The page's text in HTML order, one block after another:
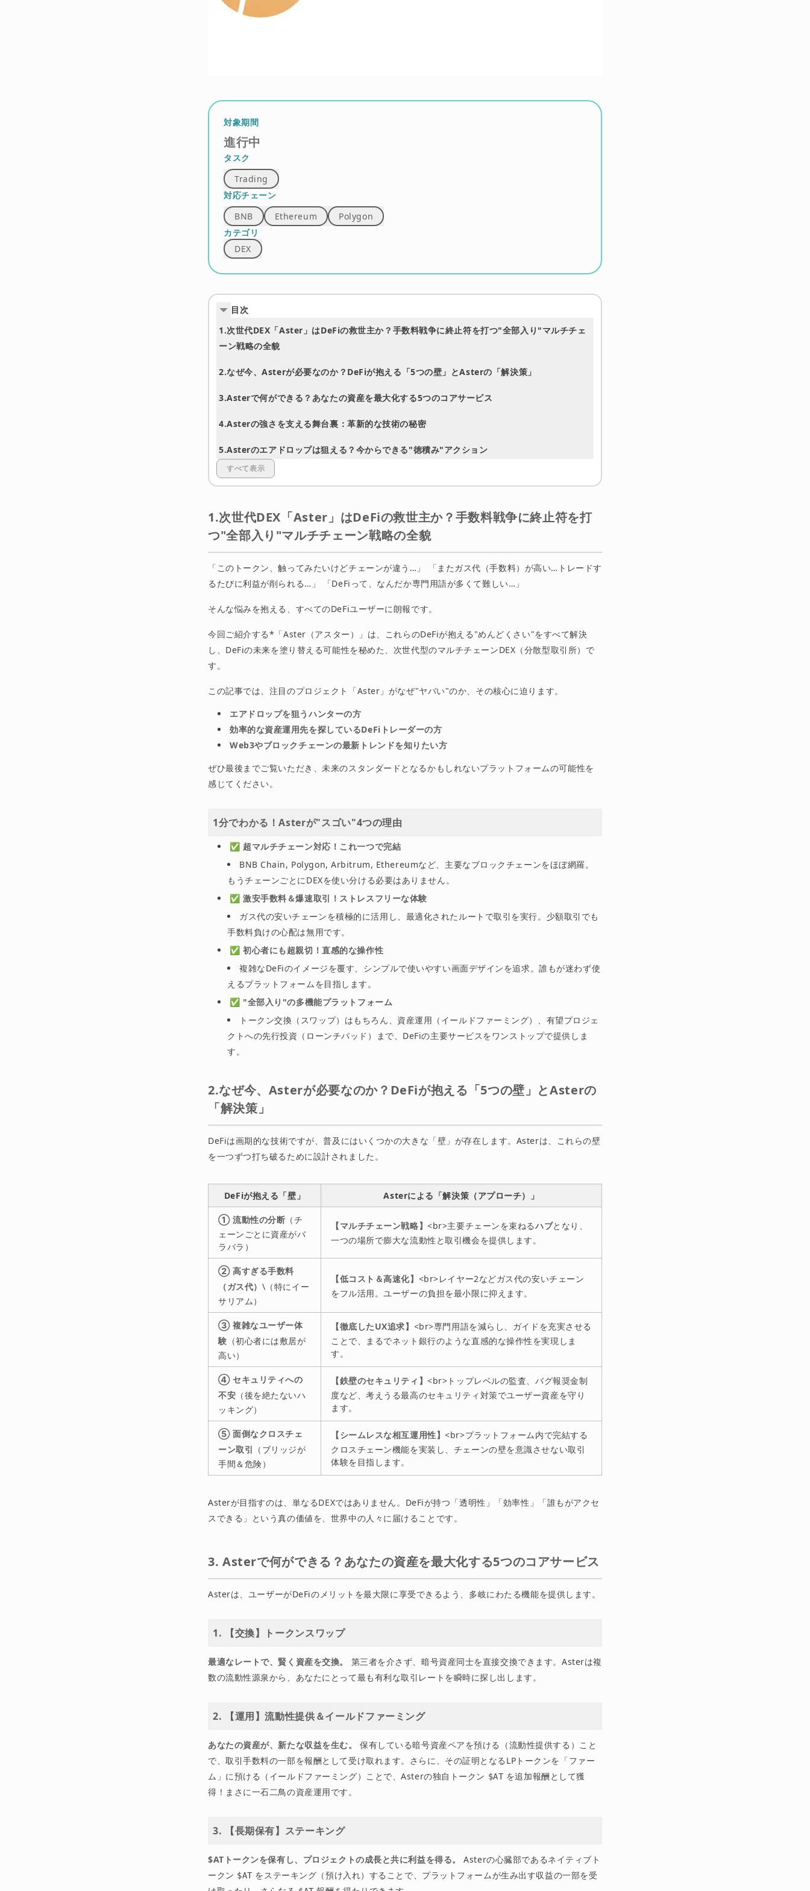
対象期間
進行中
タスク
Trading
対応チェーン
BNB
Ethereum
Polygon
カテゴリ
DEX
目次
1.次世代DEX「Aster」はDeFiの救世主か？手数料戦争に終止符を打つ"全部入り"マルチチェ
ーン戦略の全貌
2.なぜ今、Asterが必要なのか？DeFiが抱える「5つの壁」とAsterの「解決策」
3.Asterで何ができる？あなたの資産を最大化する5つのコアサービス
4.Asterの強さを支える舞台裏：革新的な技術の秘密
5.Asterのエアドロップは狙える？今からできる"徳積み"アクション
6.まとめ：Asterと共に、DeFiの新たなフロンティアへ
すべて表示
1.次世代DEX「Aster」はDeFiの救世主か？手数料戦争に終止符を打
つ"全部入り"マルチチェーン戦略の全貌
「このトークン、触ってみたいけどチェーンが違う…」 「またガス代（手数料）が高い…トレードす
るたびに利益が削られる…」 「DeFiって、なんだか専門用語が多くて難しい…」
そんな悩みを抱える、すべてのDeFiユーザーに朗報です。
今回ご紹介する*「Aster（アスター）」は、これらのDeFiが抱える"めんどくさい"をすべて解決
し、DeFiの未来を塗り替える可能性を秘めた、次世代型のマルチチェーンDEX（分散型取引所）で
す。
この記事では、注目のプロジェクト「Aster」がなぜ"ヤバい"のか、その核心に迫ります。
エアドロップを狙うハンターの方
効率的な資産運用先を探しているDeFiトレーダーの方
Web3やブロックチェーンの最新トレンドを知りたい方
ぜひ最後までご覧いただき、未来のスタンダードとなるかもしれないプラットフォームの可能性を
感じてください。
1分でわかる！Asterが"スゴい"4つの理由
✅ 超マルチチェーン対応！これ一つで完結
BNB Chain, Polygon, Arbitrum, Ethereumなど、主要なブロックチェーンをほぼ網羅。
もうチェーンごとにDEXを使い分ける必要はありません。
✅激安手数料＆爆速取引！ストレスフリーな体験
ガス代の安いチェーンを積極的に活用し、最適化されたルートで取引を実行。少額取引でも
手数料負けの心配は無用です。
✅初心者にも超親切！直感的な操作性
複雑なDeFiのイメージを覆す、シンプルで使いやすい画面デザインを追求。誰もが迷わず使
えるプラットフォームを目指します。
✅ "全部入り"の多機能プラットフォーム
トークン交換（スワップ）はもちろん、資産運用（イールドファーミング）、有望プロジェ
クトへの先行投資（ローンチパッド）まで、DeFiの主要サービスをワンストップで提供しま
す。
2.なぜ今、Asterが必要なのか？DeFiが抱える「5つの壁」とAsterの
「解決策」
DeFiは画期的な技術ですが、普及にはいくつかの大きな「壁」が存在します。Asterは、これらの壁
を一つずつ打ち破るために設計されました。
DeFiが抱える「壁」 Asterによる「解決策（アプローチ）」
① 流動性の分断 （チ
ェーンごとに資産がバ
ラバラ）
【マルチチェーン戦略】<br>主要チェーンを束ねるハブとなり、
一つの場所で膨大な流動性と取引機会を提供します。
② 高すぎる手数料
（ガス代） \（特にイー
サリアム）
【低コスト＆高速化】 <br>レイヤー2などガス代の安いチェーン
をフル活用。ユーザーの負担を最小限に抑えます。
③ 複雑なユーザー体
験 （初心者には敷居が
高い）
【徹底したUX追求】 <br>専門用語を減らし、ガイドを充実させる
ことで、まるでネット銀行のような直感的な操作性を実現しま
す。
④ セキュリティへの
不安 （後を絶たないハ
ッキング）
【鉄壁のセキュリティ】<br>トップレベルの監査、バグ報奨金制
度など、考えうる最高のセキュリティ対策でユーザー資産を守り
ます。
⑤ 面倒なクロスチェ
ーン取引 （ブリッジが
手間＆危険）
【シームレスな相互運用性】<br>プラットフォーム内で完結する
クロスチェーン機能を実装し、チェーンの壁を意識させない取引
体験を目指します。
Asterが目指すのは、単なるDEXではありません。DeFiが持つ「透明性」「効率性」「誰もがアクセ
スできる」という真の価値を、世界中の人々に届けることです。
3. Asterで何ができる？あなたの資産を最大化する5つのコアサービス
Asterは、ユーザーがDeFiのメリットを最大限に享受できるよう、多岐にわたる機能を提供します。
1. 【交換】トークンスワップ
最適なレートで、賢く資産を交換。
第三者を介さず、暗号資産同士を直接交換できます。Asterは複
数の流動性源泉から、あなたにとって最も有利な取引レートを瞬時に探し出します。
2. 【運用】流動性提供＆イールドファーミング
あなたの資産が、新たな収益を生む。
保有している暗号資産ペアを預ける（流動性提供する）こと
で、取引手数料の一部を報酬として受け取れます。さらに、その証明となるLPトークンを「ファー
ム」に預ける（イールドファーミング）ことで、Asterの独自トークン $AT を追加報酬として獲
得！まさに一石二鳥の資産運用です。
3. 【長期保有】ステーキング
$ATトークンを保有し、プロジェクトの成長と共に利益を得る。
Asterの心臓部であるネイティブト
ークン $AT をステーキング（預け入れ）することで、プラットフォームが生み出す収益の一部を受